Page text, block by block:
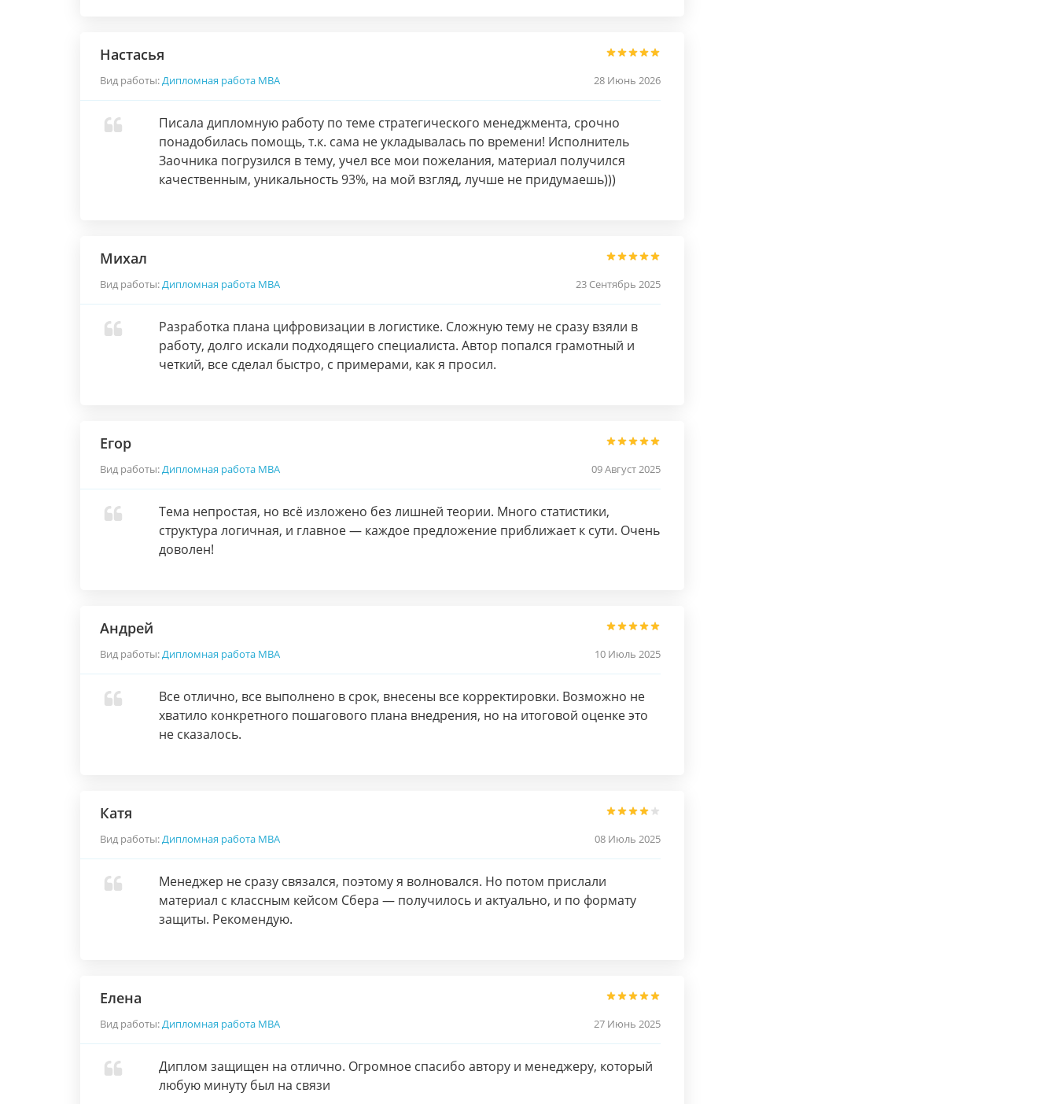
Настасья
Вид работы:Дипломная работа МВА 28 Июнь 2026
Писала дипломную работу по теме стратегического менеджмента, срочно
понадобилась помощь, т.к. сама не укладывалась по времени! Исполнитель
Заочника погрузился в тему, учел все мои пожелания, материал получился
качественным, уникальность 93%, на мой взгляд, лучше не придумаешь)))
Михал
Вид работы:Дипломная работа МВА 23 Сентябрь 2025
Разработка плана цифровизации в логистике. Сложную тему не сразу взяли в
работу, долго искали подходящего специалиста. Автор попался грамотный и
четкий, все сделал быстро, с примерами, как я просил.
Егор
Вид работы:Дипломная работа МВА 09 Август 2025
Тема непростая, но всё изложено без лишней теории. Много статистики,
структура логичная, и главное — каждое предложение приближает к сути. Очень
доволен!
Андрей
Вид работы:Дипломная работа МВА 10 Июль 2025
Все отлично, все выполнено в срок, внесены все корректировки. Возможно не
хватило конкретного пошагового плана внедрения, но на итоговой оценке это
не сказалось.
Катя
Вид работы:Дипломная работа МВА 08 Июль 2025
Менеджер не сразу связался, поэтому я волновался. Но потом прислали
материал с классным кейсом Сбера — получилось и актуально, и по формату
защиты. Рекомендую.
Елена
Вид работы:Дипломная работа МВА 27 Июнь 2025
Диплом защищен на отлично. Огромное спасибо автору и менеджеру, который
любую минуту был на связи